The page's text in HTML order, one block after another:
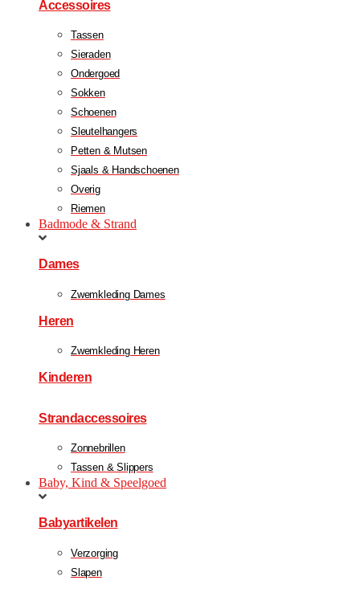
Accessoires
Tassen
Sieraden
Ondergoed
Sokken
Schoenen
Sleutelhangers
Petten & Mutsen
Sjaals & Handschoenen
Overig
Riemen
Badmode & Strand
Dames
Zwemkleding Dames
Heren
Zwemkleding Heren
Kinderen
Strandaccessoires
Zonnebrillen
Tassen & Slippers
Baby, Kind & Speelgoed
Babyartikelen
Verzorging
Slapen